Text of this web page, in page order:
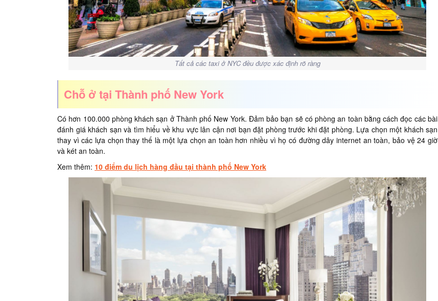
Tất cả các taxi ở NYC đều được xác định rõ ràng
Chỗ ở tại Thành phố New York
Có hơn 100.000 phòng khách sạn ở Thành phố New York. Đảm bảo bạn sẽ có phòng an toàn bằng cách đọc các bài
đánh giá khách sạn và tìm hiểu về khu vực lân cận nơi bạn đặt phòng trước khi đặt phòng. Lựa chọn một khách sạn
thay vì các lựa chọn thay thế là một lựa chọn an toàn hơn nhiều vì họ có đường dây internet an toàn, bảo vệ 24 giờ
và két an toàn.
Xem thêm: 10 điểm du lịch hàng đầu tại thành phố New York